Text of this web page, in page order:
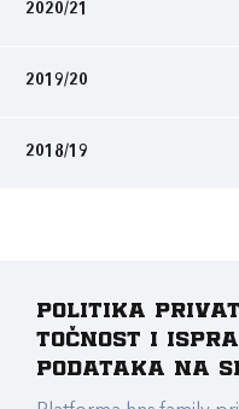
2020/21
2019/20
2018/19
Politika
točnost i
podataka na